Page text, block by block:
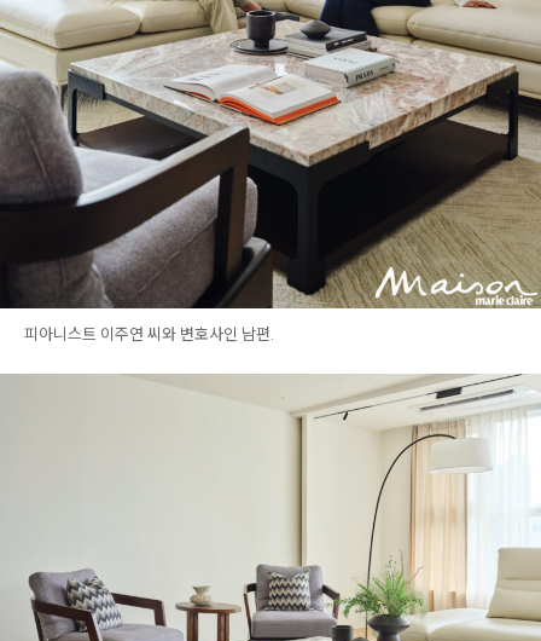
피아니스트 이주연 씨와 변호사인 남편.